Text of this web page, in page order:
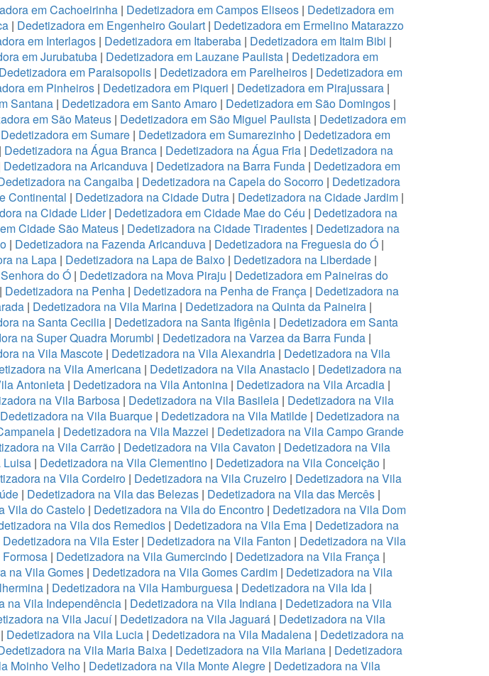
em Cachoeirinha | Dedetizadora em Campos Eliseos | Dedetizadora em
| Dedetizadora em Engenheiro Goulart | Dedetizadora em Ermelino Matarazzo
em Interlagos | Dedetizadora em Itaberaba | Dedetizadora em Itaim Bibi |
em Jurubatuba | Dedetizadora em Lauzane Paulista | Dedetizadora em
Dedetizadora em Paraisopolis | Dedetizadora em Parelheiros | Dedetizadora em
em Pinheiros | Dedetizadora em Piqueri | Dedetizadora em Pirajussara |
Santana| Dedetizadora em Santo Amaro| Dedetizadora em São Domingos|
em São Mateus | Dedetizadora em São Miguel Paulista| Dedetizadora em
Dedetizadora em Sumare | Dedetizadora em Sumarezinho | Dedetizadora em
Dedetizadora na Água Branca| Dedetizadora na Água Fria| Dedetizadora na
Dedetizadora na Aricanduva | Dedetizadora na Barra Funda | Dedetizadora em
na Cangaiba| Dedetizadora na Capela do Socorro | Dedetizadora
Continental | Dedetizadora na Cidade Dutra | Dedetizadora na Cidade Jardim|
na Cidade Lider| Dedetizadora em Cidade Mae do Céu | Dedetizadora na
Cidade São Mateus| Dedetizadora na Cidade Tiradentes| Dedetizadora na
| Dedetizadora na Fazenda Aricanduva | Dedetizadora na Freguesia do Ó |
na Lapa | Dedetizadora na Lapa de Baixo | Dedetizadora na Liberdade |
do Ó | Dedetizadora na Mova Piraju | Dedetizadora em Paineiras do
| Dedetizadora na Penha | Dedetizadora na Penha de França | Dedetizadora na
| Dedetizadora na Vila Marina | Dedetizadora na Quinta da Paineira |
na Santa Cecilia| Dedetizadora na Santa Ifigênia | Dedetizadora em Santa
na Super Quadra Morumbi | Dedetizadora na Varzea da Barra Funda|
na Vila Mascote | Dedetizadora na Vila Alexandria | Dedetizadora na Vila
na Vila Americana| Dedetizadora na Vila Anastacio| Dedetizadora na
Antonieta | Dedetizadora na Vila Antonina | Dedetizadora na Vila Arcadia |
na Vila Barbosa | Dedetizadora na Vila Basileia | Dedetizadora na Vila
Dedetizadora na Vila Buarque| Dedetizadora na Vila Matilde| Dedetizadora na
| Dedetizadora na Vila Mazzei | Dedetizadora na Vila Campo Grande
na Vila Carrão| Dedetizadora na Vila Cavaton | Dedetizadora na Vila
Luisa | Dedetizadora na Vila Clementino| Dedetizadora na Vila Conceição|
na Vila Cordeiro| Dedetizadora na Vila Cruzeiro | Dedetizadora na Vila
| Dedetizadora na Vila das Belezas| Dedetizadora na Vila das Mercês|
Vila do Castelo | Dedetizadora na Vila do Encontro | Dedetizadora na Vila Dom
na Vila dos Remedios | Dedetizadora na Vila Ema | Dedetizadora na
Dedetizadora na Vila Ester| Dedetizadora na Vila Fanton | Dedetizadora na Vila
| Dedetizadora na Vila Gumercindo | Dedetizadora na Vila França |
na Vila Gomes | Dedetizadora na Vila Gomes Cardim | Dedetizadora na Vila
| Dedetizadora na Vila Hamburguesa| Dedetizadora na Vila Ida|
na Vila Independência | Dedetizadora na Vila Indiana | Dedetizadora na Vila
na Vila Jacuí| Dedetizadora na Vila Jaguará | Dedetizadora na Vila
Dedetizadora na Vila Lucia| Dedetizadora na Vila Madalena| Dedetizadora na
na Vila Maria Baixa| Dedetizadora na Vila Mariana| Dedetizadora
Moinho Velho| Dedetizadora na Vila Monte Alegre| Dedetizadora na Vila